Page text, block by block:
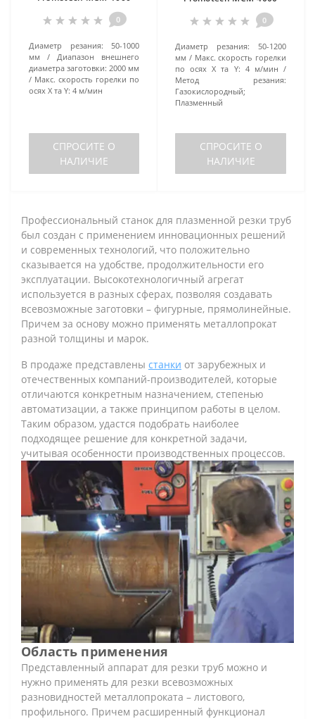
0
Диаметр резания:
50-1000
мм
Диапазон внешнего
диаметра заготовки: 2000 мм
Макс. скорость горелки по
осях X та Y: 4 м/мин
СПРОСИТЕ О
НАЛИЧИЕ
0
Диаметр резания:
50-1200
мм
Макс. скорость горелки
по осях X та Y: 4 м/мин
Метод резания:
Газокислородный;
Плазменный
СПРОСИТЕ О
НАЛИЧИЕ
Профессиональный станок для плазменной резки труб
был создан с применением инновационных решений
и современных технологий, что положительно
сказывается на удобстве, продолжительности его
эксплуатации. Высокотехнологичный агрегат
используется в разных сферах, позволяя создавать
всевозможные заготовки – фигурные, прямолинейные.
Причем за основу можно применять металлопрокат
разной толщины и марок.
В продаже представлены станки от зарубежных и
отечественных компаний-производителей, которые
отличаются конкретным назначением, степенью
автоматизации, а также принципом работы в целом.
Таким образом, удастся подобрать наиболее
подходящее решение для конкретной задачи,
учитывая особенности производственных процессов.
Область применения
Представленный аппарат для резки труб можно и
нужно применять для резки всевозможных
разновидностей металлопроката – листового,
профильного. Причем расширенный функционал